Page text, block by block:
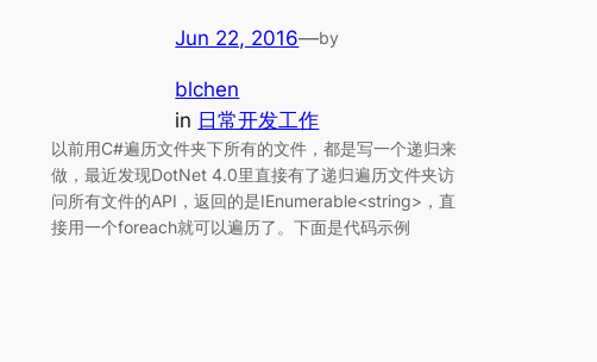
Jun 22, 2016—by
blchen
in 日常开发工作
以前用C#遍历文件夹下所有的文件，都是写一个递归来
做，最近发现DotNet 4.0里直接有了递归遍历文件夹访
问所有文件的API，返回的是IEnumerable<string>，直
接用一个foreach就可以遍历了。下面是代码示例